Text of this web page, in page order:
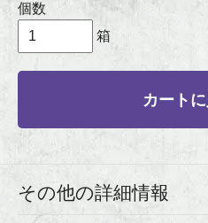
個数
箱
カート
その他の詳細情報